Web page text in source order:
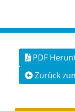
PDF
Zurück